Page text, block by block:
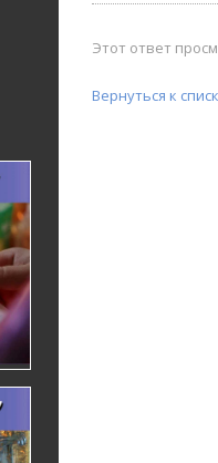
Этот ответ
Вернуться к